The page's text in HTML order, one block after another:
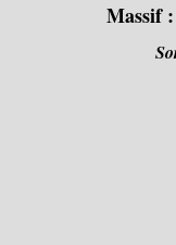
Massif :